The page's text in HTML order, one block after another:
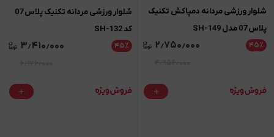
شلوار ورزشی مردانه دمپاکش تکنیک
پلاس 07 مدل SH-149
۴۵٪ ۲٫۷۵۰٫۰۰۰
شلوار ورزشی مردانه تکنیک پلاس 07
کد SH-132
۴۵٪ ۳٫۴۱۰٫۰۰۰